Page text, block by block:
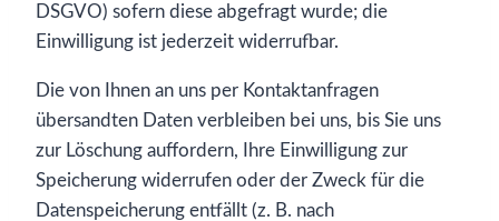
DSGVO) sofern diese abgefragt wurde; die
Einwilligung ist jederzeit widerrufbar.
Die von Ihnen an uns per Kontaktanfragen
übersandten Daten verbleiben bei uns, bis Sie uns
zur Löschung auffordern, Ihre Einwilligung zur
Speicherung widerrufen oder der Zweck für die
Datenspeicherung entfällt (z. B. nach